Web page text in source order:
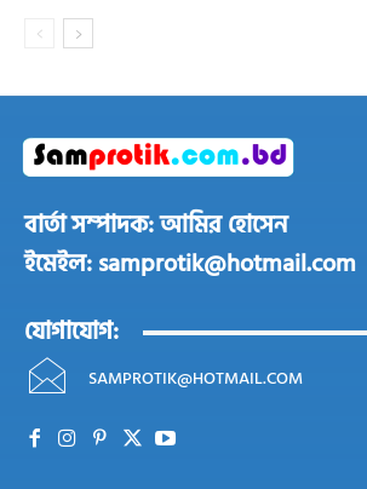
বার্তা সম্পাদক: আমির হোসেন
ইমেইল: samprotik@hotmail.com
যোগাযোগ:
SAMPROTIK@HOTMAIL.COM